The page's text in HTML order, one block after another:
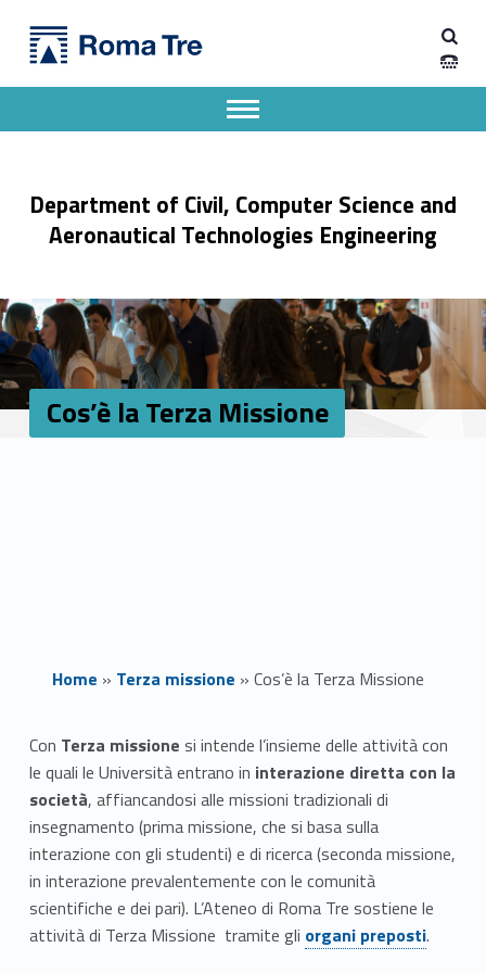
Cos'è la Terza Missione - Dipartimento di Ingegneria Civile, Informatica e delle Tecnologie Aeronautiche
Department of Civil, Computer Science and
Aeronautical Technologies Engineering
Apri il menu secondario
Header info sidebar
Cos’è la Terza Missione
Home » Terza missione » Cos’è la Terza Missione
C
o
s
’
è
Con Terza missione si intende l’insieme delle attività con
le quali le Università entrano in interazione diretta con la
società, affiancandosi alle missioni tradizionali di
insegnamento (prima missione, che si basa sulla
interazione con gli studenti) e di ricerca (seconda missione,
in interazione prevalentemente con le comunità
scientifiche e dei pari). L’Ateneo di Roma Tre sostiene le
attività di Terza Missione tramite gli organi preposti.